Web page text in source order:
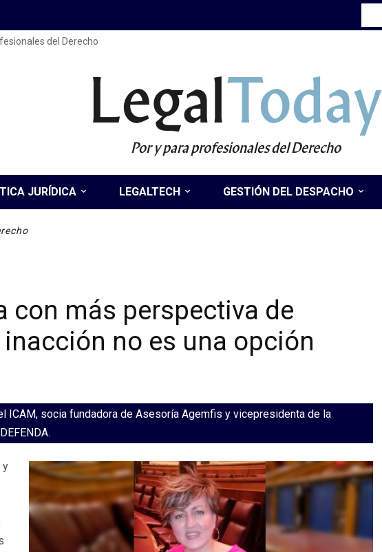
del Derecho
LegalToday
Por y para profesionales del Derecho
JURÍDICA LEGALTECH GESTIÓN DEL DESPACHO
con más perspectiva de
no es una opción
ICAM, socia fundadora de Asesoría Agemfis y vicepresidenta de la
y